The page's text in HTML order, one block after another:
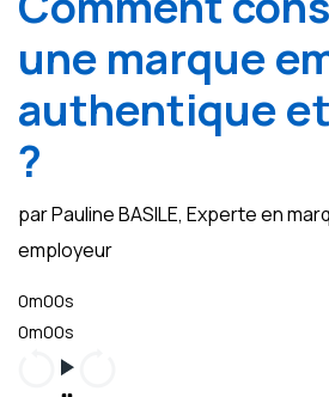
une marque
authentique
?
par Pauline BASILE, Experte en
employeur
0m00s
0m00s